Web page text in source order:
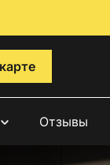
Отзывы